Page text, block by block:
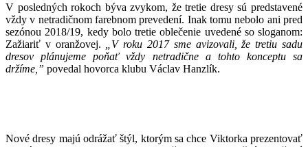
V posledných rokoch býva zvykom, že tretie dresy sú predstavené
vždy v netradičnom farebnom prevedení. Inak tomu nebolo ani pred
sezónou 2018/19, kedy bolo tretie oblečenie uvedené so sloganom:
Zažiariť v oranžovej.
„V roku 2017 sme avizovali, že tretiu sadu
dresov plánujeme poňať vždy netradične a tohto konceptu sa
držíme,” povedal hovorca klubu Václav Hanzlík.
Nové dresy majú odrážať štýl, ktorým sa chce Viktorka prezentovať